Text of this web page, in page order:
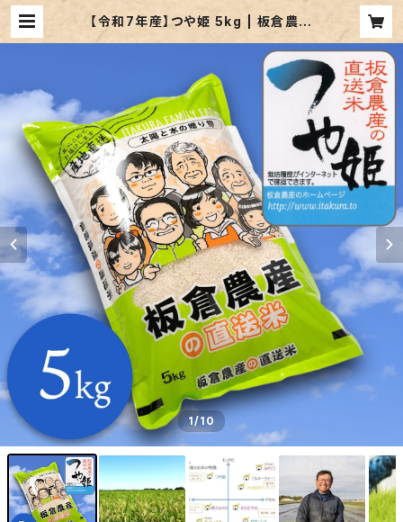
【令和7年産】つや姫 5kg | 板倉農産
1/10